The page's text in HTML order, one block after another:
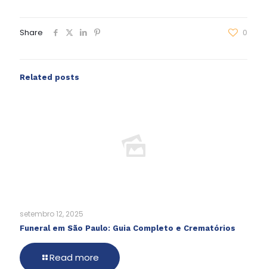
Share 0
Related posts
setembro 12, 2025
Funeral em São Paulo: Guia Completo e Crematórios
Read more